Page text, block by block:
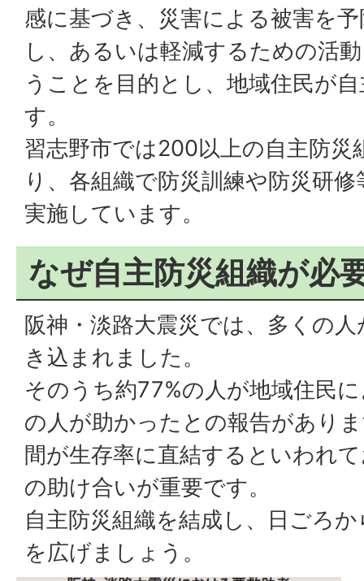
感に基づき、災害による被害を予
し、あるいは軽減するための活
うことを目的とし、地域住民が
す。
習志野市では200以上の自主防災
り、各組織で防災訓練や防災研
実施しています。
なぜ自主防災組織が必
阪神・淡路大震災では、多くの
き込まれました。
そのうち約77%の人が地域住民
の人が助かったとの報告があり
間が生存率に直結するといわれ
の助け合いが重要です。
自主防災組織を結成し、日ごろ
を広げましょう。